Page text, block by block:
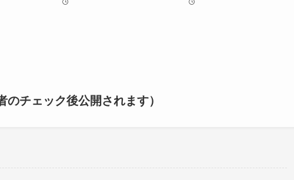
チェック後公開されます）